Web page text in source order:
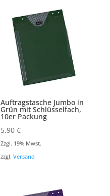
Auftragstasche Jumbo in
Grün mit Schlüsselfach,
10er Packung
5,90€
Zzgl. 19% Mwst.
zzgl.Versand